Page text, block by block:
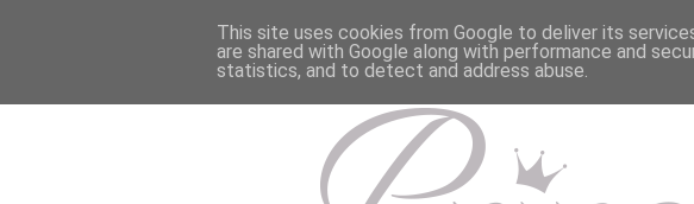
This site uses cookies from Google to deliver its
are shared with Google along with performance and
statistics, and to detect and address abuse.